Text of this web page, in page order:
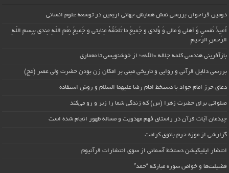
دومین فراخوان بررسی نقش همایش جهانی اربعین در توسعه علوم انسانی
اُعیذُ نَفسی وَ أهلی وَ مالی وَ وُلدی و جَمیعَ ما تَلحَقُهُ عِنایتی و جَمیعَ نِعَمِ اللّهِ عِندی بِبِسمِ اللّهِ
الرَّحمنِ الرَّحیمِ
بازآفرینی هندسی کلمه جلاله «الله»؛ از خوشنویسی تا معماری
بررسی دلایل قرآنی و روایی و تاریخی مبنی بر امکان زن بودن حضرت ولی عصر (عج)
دعای حرز امام جواد با دستخط امام رضا علیهما السلام و روش استفاده
صلواتی برای حضرت زهرا (س) که زندگی شما را زیر و رو می‌کند
چیدمان آیات قرآن در راستای فهم مهدویت و مساله ظهور انجام شده است
گزارشی از موزه حرم بانوی کرامت
انتشار اپلیکیشن دستخط آسمانی از سوی انتشارات قرآنیوم
فضیلت‌ها و خواص سوره مبارکه “حمد”